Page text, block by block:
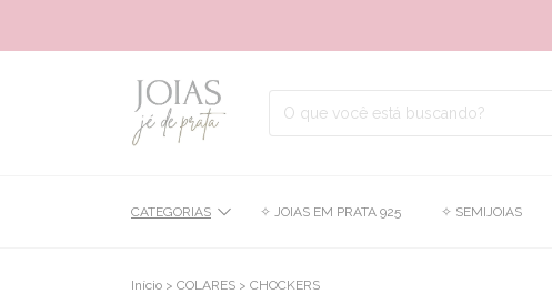
CATEGORIAS ✧ JOIAS EM PRATA 925 ✧ SEMIJOIAS
Início > COLARES > CHOCKERS